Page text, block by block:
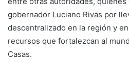
gobernador Luciano Rivas por
descentralizado en la región y
recursos que fortalezcan al
Casas.